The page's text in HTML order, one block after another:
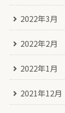
2022年3月
2022年2月
2022年1月
2021年12月